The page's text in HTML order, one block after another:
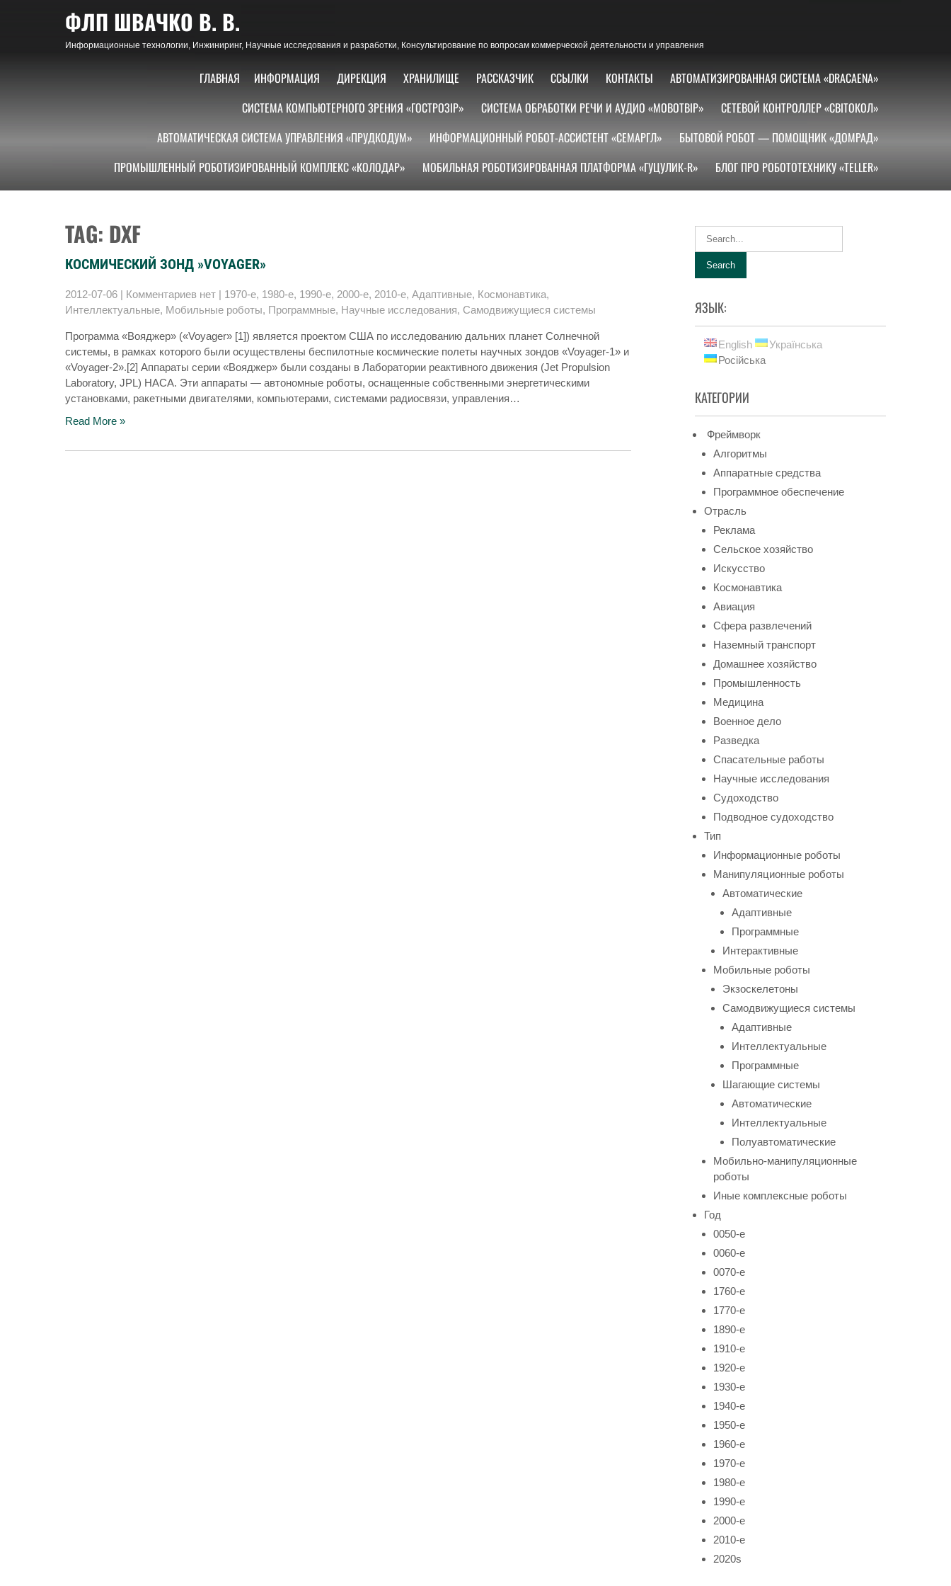
ФЛП ШВАЧКО В. В.
Информационные технологии, Инжиниринг, Научные исследования и разработки, Консультирование по вопросам коммерческой деятельности и управления
ГЛАВНАЯ ИНФОРМАЦИЯ ДИРЕКЦИЯ ХРАНИЛИЩЕ РАССКАЗЧИК ССЫЛКИ КОНТАКТЫ
АВТОМАТИЗИРОВАННАЯ СИСТЕМА «DRACAENA»
СИСТЕМА КОМПЬЮТЕРНОГО ЗРЕНИЯ «ГОСТРОЗІР»
СИСТЕМА ОБРАБОТКИ РЕЧИ И АУДИО «МОВОТВІР»
СЕТЕВОЙ КОНТРОЛЛЕР «СВІТОКОЛ»
АВТОМАТИЧЕСКАЯ СИСТЕМА УПРАВЛЕНИЯ «ПРУДКОДУМ»
ИНФОРМАЦИОННЫЙ РОБОТ-АССИСТЕНТ «СЕМАРГЛ»
БЫТОВОЙ РОБОТ — ПОМОЩНИК «ДОМРАД»
ПРОМЫШЛЕННЫЙ РОБОТИЗИРОВАННЫЙ КОМПЛЕКС «КОЛОДАР»
МОБИЛЬНАЯ РОБОТИЗИРОВАННАЯ ПЛАТФОРМА «ГУЦУЛИК-R» БЛОГ ПРО РОБОТОТЕХНИКУ «TELLER»
TAG: DXF
КОСМИЧЕСКИЙ ЗОНД »VOYAGER»
2012-07-06 | Комментариев нет | 1970-е, 1980-е, 1990-е, 2000-е, 2010-е, Адаптивные, Космонавтика,
Интеллектуальные, Мобильные роботы, Программные, Научные исследования, Самодвижущиеся системы
Программа «Вояджер» («Voyager» [1]) является проектом США по исследованию дальних планет Солнечной
системы, в рамках которого были осуществлены беспилотные космические полеты научных зондов «Voyager-1» и
«Voyager-2».[2] Аппараты серии «Вояджер» были созданы в Лаборатории реактивного движения (Jet Propulsion
Laboratory, JPL) НАСА. Эти аппараты — автономные роботы, оснащенные собственными энергетическими
установками, ракетными двигателями, компьютерами, системами радиосвязи, управления…
Read More »
ЯЗЫК:
English
Українська
Російська
КАТЕГОРИИ
Фреймворк
Алгоритмы
Аппаратные средства
Программное обеспечение
Отрасль
Реклама
Сельское хозяйство
Искусство
Космонавтика
Авиация
Сфера развлечений
Наземный транспорт
Домашнее хозяйство
Промышленность
Медицина
Военное дело
Разведка
Спасательные работы
Научные исследования
Судоходство
Подводное судоходство
Тип
Информационные роботы
Манипуляционные роботы
Автоматические
Адаптивные
Программные
Интерактивные
Мобильные роботы
Экзоскелетоны
Самодвижущиеся системы
Адаптивные
Интеллектуальные
Программные
Шагающие системы
Автоматические
Интеллектуальные
Полуавтоматические
Мобильно-манипуляционные
роботы
Иные комплексные роботы
Год
0050-е
0060-е
0070-е
1760-е
1770-е
1890-е
1910-е
1920-е
1930-е
1940-е
1950-е
1960-е
1970-е
1980-е
1990-е
2000-е
2010-е
2020s